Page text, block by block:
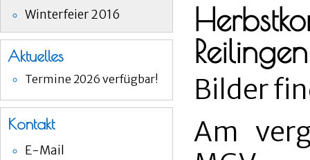
Winterfeier 2016
Aktuelles
Termine 2026 verfügbar!
Kontakt
E-Mail
Reilingen
Bilder
Am